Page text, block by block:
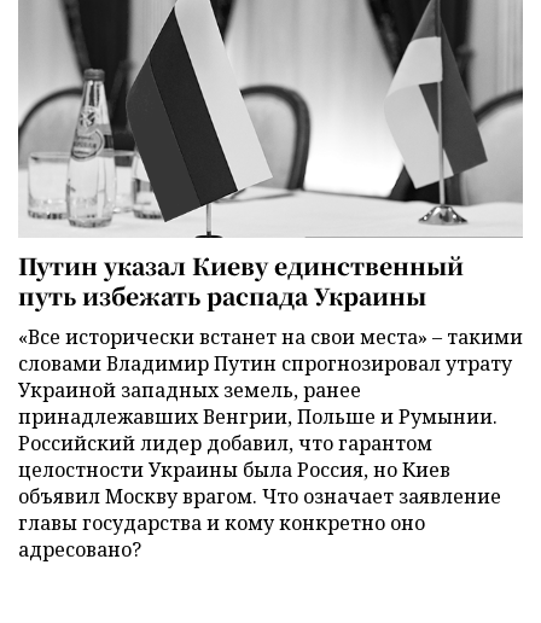
Путин указал Киеву единственный
путь избежать распада Украины
«Все исторически встанет на свои места» – такими
словами Владимир Путин спрогнозировал утрату
Украиной западных земель, ранее
принадлежавших Венгрии, Польше и Румынии.
Российский лидер добавил, что гарантом
целостности Украины была Россия, но Киев
объявил Москву врагом. Что означает заявление
главы государства и кому конкретно оно
адресовано?